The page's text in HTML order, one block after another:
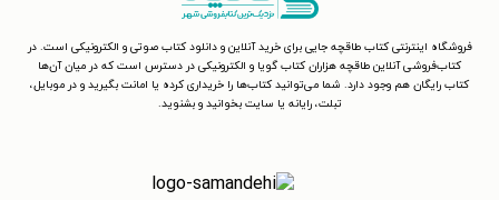
فروشگاه اینترنتی کتاب طاقچه جایی برای خرید آنلاین و دانلود کتاب صوتی و الکترونیکی است. در
کتاب‌فروشی آنلاین طاقچه هزاران کتاب گویا و الکترونیکی در دسترس است که در میان آن‌ها
کتاب رایگان هم وجود دارد. شما می‌توانید کتاب‌ها را خریداری کرده یا امانت بگیرید و در موبایل،
تبلت، رایانه یا سایت بخوانید و بشنوید.